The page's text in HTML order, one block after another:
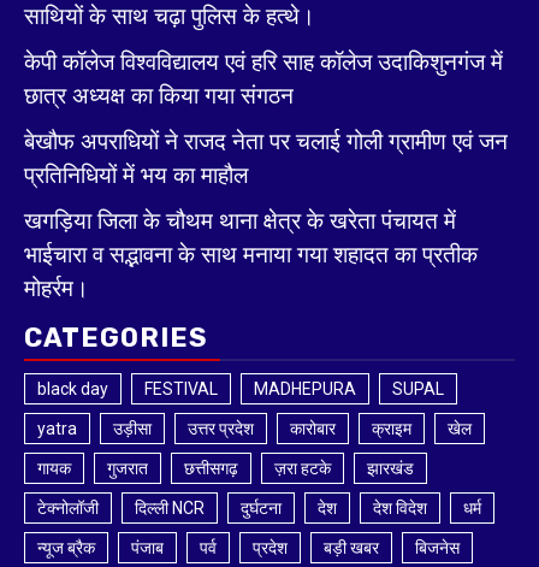
साथियों के साथ चढ़ा पुलिस के हत्थे।
केपी कॉलेज विश्वविद्यालय एवं हरि साह कॉलेज उदाकिशुनगंज में
छात्र अध्यक्ष का किया गया संगठन
बेखौफ अपराधियों ने राजद नेता पर चलाई गोली ग्रामीण एवं जन
प्रतिनिधियों में भय का माहौल
खगड़िया जिला के चौथम थाना क्षेत्र के खरेता पंचायत में
भाईचारा व सद्भावना के साथ मनाया गया शहादत का प्रतीक
मोहर्रम।
CATEGORIES
black day FESTIVAL MADHEPURA SUPAL
yatra उड़ीसा उत्तर प्रदेश कारोबार क्राइम खेल
गायक गुजरात छत्तीसगढ़ ज़रा हटके झारखंड
टेक्नोलॉजी दिल्ली NCR दुर्घटना देश देश विदेश धर्म
न्यूज ब्रैक पंजाब पर्व प्रदेश बड़ी खबर बिजनेस